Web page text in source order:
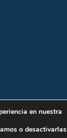
en nuestra
o desactivarlas